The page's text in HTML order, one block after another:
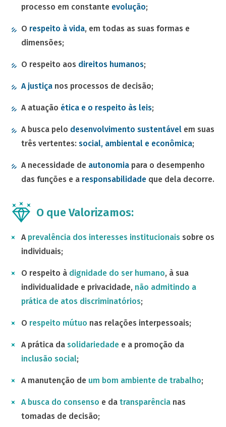
processo em constante evolução;
O respeito à vida, em todas as suas formas e
dimensões;
O respeito aos direitos humanos;
A justiça nos processos de decisão;
A atuação ética e o respeito às leis;
A busca pelo desenvolvimento sustentável em suas
três vertentes:social, ambiental e econômica;
A necessidade de autonomia para o desempenho
das funções e a responsabilidade que dela decorre.
O que Valorizamos:
A prevalência dos interesses institucionais sobre os
individuais;
O respeito à dignidade do ser humano, à sua
individualidade e privacidade, não admitindo a
prática de atos discriminatórios;
O respeito mútuo nas relações interpessoais;
A prática dasolidariedade e a promoção da
inclusão social;
A manutenção de um bom ambiente de trabalho;
A busca do consenso e datransparência nas
tomadas de decisão;